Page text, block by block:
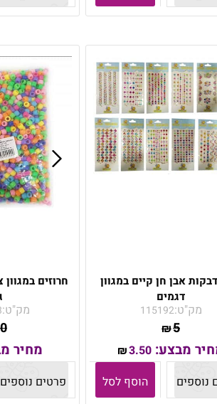
אבן חן קיים במגוון
דגמים
מק"ט:115192
₪5
מבצע: ₪3.50
נוספים
הוסף לסל
מק"ט:
מחיר
פרטים נוספים